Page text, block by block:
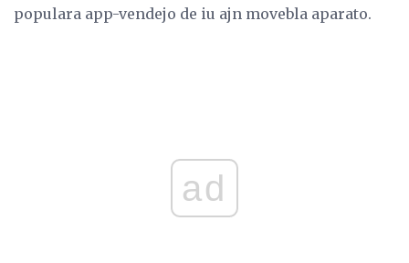
populara app-vendejo de iu ajn movebla aparato.
ad